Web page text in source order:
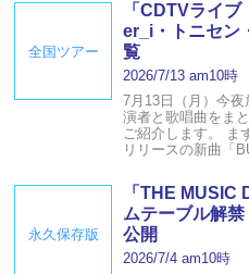
全国ツアー
「CDTVライ
er_i・トニセ
覧
2026/7/13 am10時
7月13日（月）今
演者と歌唱曲をま
ご紹介します。 ま
リリースの新曲「
永久保存版
「THE
ムテーブル解
公開
2026/7/4 am10時